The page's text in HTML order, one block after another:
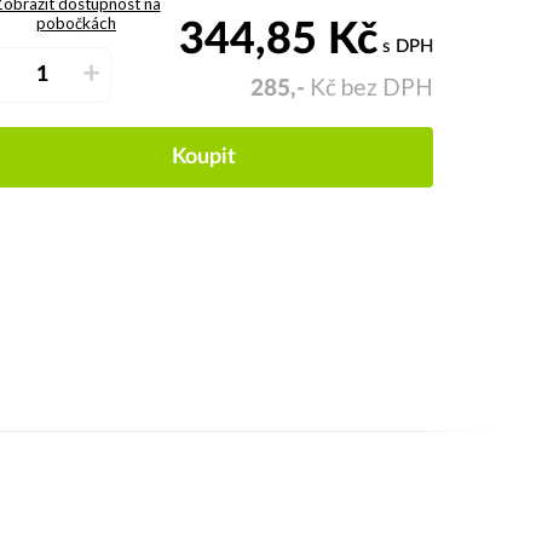
pobočkách
+
344,85 Kč s DPH
285,- Kč bez DPH
Koupit